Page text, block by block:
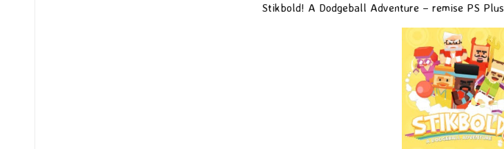
Stikbold! A Dodgeball Adventure – remise PS Plus